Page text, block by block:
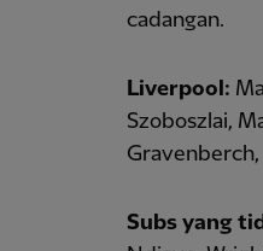
cadangan.
Liverpool:
Szoboszlai,
Gravenberch,
Subs yang